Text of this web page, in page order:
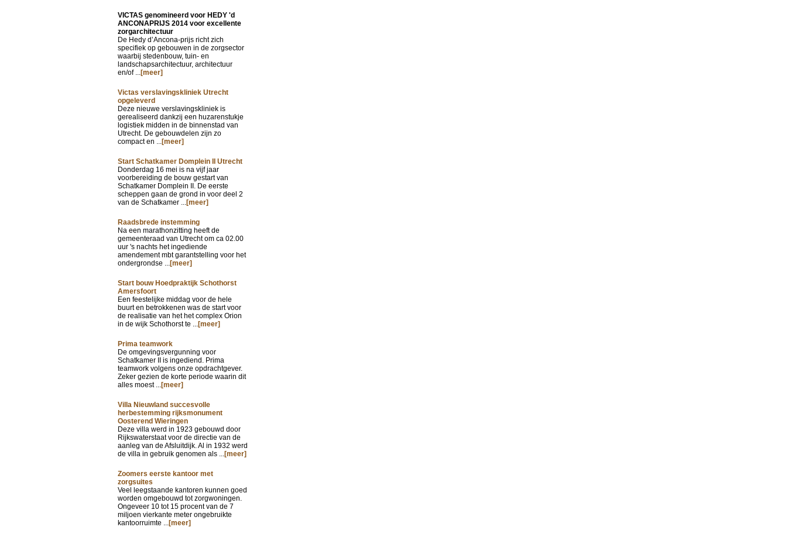
VICTAS genomineerd voor HEDY 'd
ANCONAPRIJS 2014 voor excellente
zorgarchitectuur
De Hedy d’Ancona-prijs richt zich
specifiek op gebouwen in de zorgsector
waarbij stedenbouw, tuin- en
landschapsarchitectuur, architectuur
en/of ...[meer]
Victas verslavingskliniek Utrecht
opgeleverd
Deze nieuwe verslavingskliniek is
gerealiseerd dankzij een huzarenstukje
logistiek midden in de binnenstad van
Utrecht. De gebouwdelen zijn zo
compact en ...[meer]
Start Schatkamer Domplein II Utrecht
Donderdag 16 mei is na vijf jaar
voorbereiding de bouw gestart van
Schatkamer Domplein II. De eerste
scheppen gaan de grond in voor deel 2
van de Schatkamer ...[meer]
Raadsbrede instemming
Na een marathonzitting heeft de
gemeenteraad van Utrecht om ca 02.00
uur 's nachts het ingediende
amendement mbt garantstelling voor het
ondergrondse ...[meer]
Start bouw Hoedpraktijk Schothorst
Amersfoort
Een feestelijke middag voor de hele
buurt en betrokkenen was de start voor
de realisatie van het het complex Orion
in de wijk Schothorst te ...[meer]
Prima teamwork
De omgevingsvergunning voor
Schatkamer II is ingediend. Prima
teamwork volgens onze opdrachtgever.
Zeker gezien de korte periode waarin dit
alles moest ...[meer]
Villa Nieuwland succesvolle
herbestemming rijksmonument
Oosterend Wieringen
Deze villa werd in 1923 gebouwd door
Rijkswaterstaat voor de directie van de
aanleg van de Afsluitdijk. Al in 1932 werd
de villa in gebruik genomen als ...[meer]
Zoomers eerste kantoor met
zorgsuites
Veel leegstaande kantoren kunnen goed
worden omgebouwd tot zorgwoningen.
Ongeveer 10 tot 15 procent van de 7
miljoen vierkante meter ongebruikte
kantoorruimte ...[meer]